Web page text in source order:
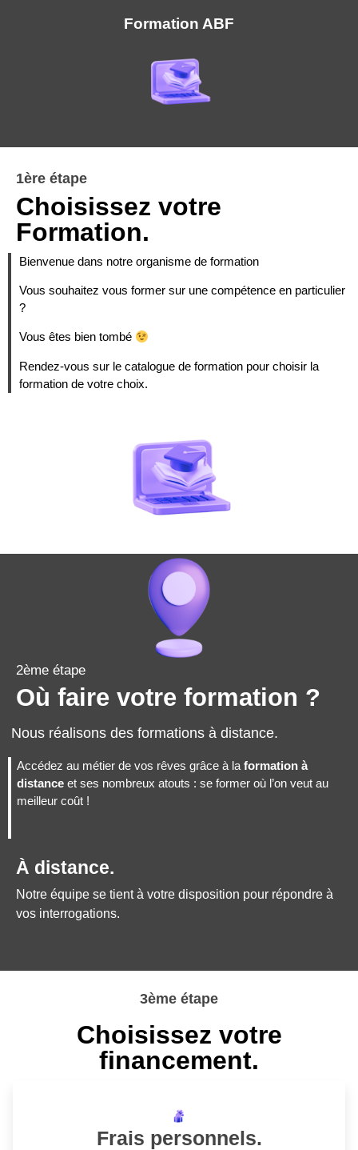
Formation ABF
1ère étape
Choisissez votre
Formation.
Bienvenue dans notre organisme de formation
Vous souhaitez vous former sur une compétence en particulier
?
Vous êtes bien tombé
Rendez-vous sur le catalogue de formation pour choisir la
formation de votre choix.
2ème étape
Où faire votre formation ?
Nous réalisons des formations à distance.
Accédez au métier de vos rêves grâce à la formation à
distance et ses nombreux atouts : se former où l’on veut au
meilleur coût !
À distance.
Notre équipe se tient à votre disposition pour répondre à
vos interrogations.
3ème étape
Choisissez votre
financement.
Frais personnels.